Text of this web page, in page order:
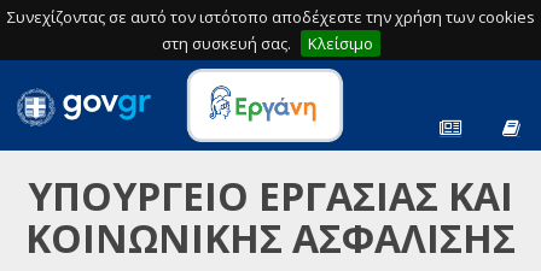
Συνεχίζοντας σε αυτό τον ιστότοπο αποδέχεστε την χρήση των cookies
στη συσκευή σας.
Κλείσιμο
ΥΠΟΥΡΓΕΙΟ ΕΡΓΑΣΙΑΣ ΚΑΙ
ΚΟΙΝΩΝΙΚΗΣ ΑΣΦΑΛΙΣΗΣ